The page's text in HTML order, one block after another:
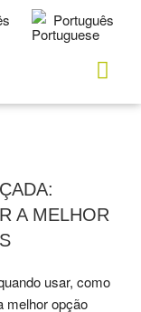
Português
A MELHOR